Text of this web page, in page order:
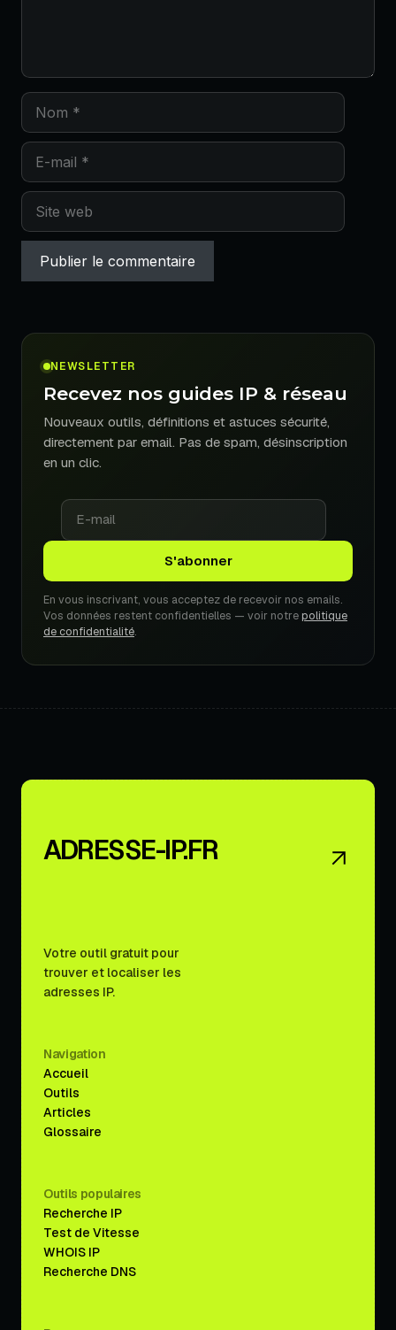
Nom
E-
mail
Site
web
NEWSLETTER
Recevez nos guides IP & réseau
Nouveaux outils, définitions et astuces sécurité,
directement par email. Pas de spam, désinscription
en un clic.
En vous inscrivant, vous acceptez de recevoir nos emails.
Vos données restent confidentielles — voir notrepolitique
de confidentialité.
ADRESSE-IP.FR
Votre outil gratuit pour
trouver et localiser les
adresses IP.
Navigation
Accueil
Outils
Articles
Glossaire
Outils populaires
Recherche IP
Test de Vitesse
WHOIS IP
Recherche DNS